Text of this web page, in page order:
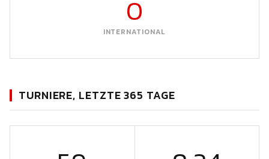
0
INTERNATIONAL
TURNIERE, LETZTE 365 TAGE